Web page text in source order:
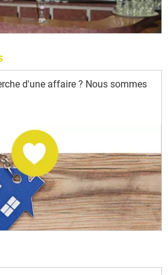
d'une affaire ? Nous sommes